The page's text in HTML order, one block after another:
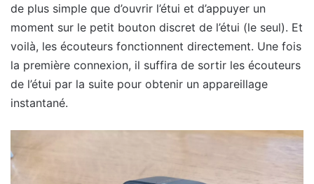
de plus simple que d’ouvrir l’étui et d’appuyer un
moment sur le petit bouton discret de l’étui (le seul). Et
voilà, les écouteurs fonctionnent directement. Une fois
la première connexion, il suffira de sortir les écouteurs
de l’étui par la suite pour obtenir un appareillage
instantané.